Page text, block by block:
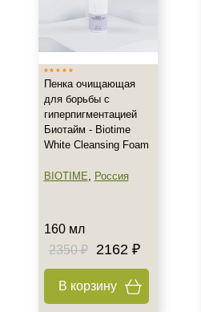
Показать еще
Время применения
Вечер
Ежедневный
Процедура
Пилинг
Пенка очищающая
для борьбы с
гиперпигментацией
Биотайм - Biotime
White Cleansing Foam
BIOTIME, Россия
160 мл
2350 ₽
2162 ₽
В корзину